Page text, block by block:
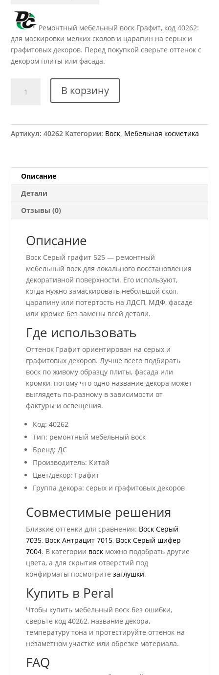
Ремонтный мебельный воск Графит, код 40262:
для маскировки мелких сколов и царапин на серых и
графитовых декоров. Перед покупкой сверьте оттенок с
декором плиты или фасада.
товара
525
В корзину
Артикул:40262 Категории: Воск, Мебельная косметика
Описание
Детали
Отзывы (0)
Описание
Воск Серый графит 525 — ремонтный
мебельный воск для локального восстановления
декоративной поверхности. Его используют,
когда нужно замаскировать небольшой скол,
царапину или потертость на ЛДСП, МДФ, фасаде
или кромке без замены всей детали.
Где использовать
Оттенок Графит ориентирован на серых и
графитовых декоров. Лучше всего подбирать
воск по живому образцу плиты, фасада или
кромки, потому что одно название декора может
выглядеть по-разному в зависимости от
фактуры и освещения.
Код: 40262
Тип: ремонтный мебельный воск
Бренд: ДС
Производитель: Китай
Цвет/декор: Графит
Группа декора: серых и графитовых декоров
Совместимые решения
Близкие оттенки для сравнения: Воск Серый
7035, Воск Антрацит 7015, Воск Серый шифер
7004. В категории воск можно подобрать другие
цвета, а для скрытия отверстий под
конфирматы посмотритезаглушки.
Купить в Peral
Чтобы купить мебельный воск без ошибки,
сверьте код 40262, название декора,
температуру тона и протестируйте оттенок на
незаметном участке или обрезке материала.
FAQ